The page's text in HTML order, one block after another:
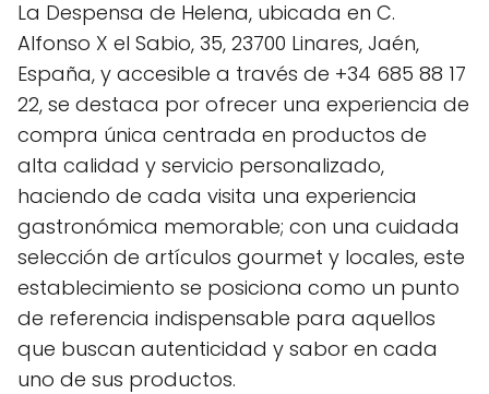
La Despensa de Helena, ubicada en C.
Alfonso X el Sabio, 35, 23700 Linares, Jaén,
España, y accesible a través de +34 685 88 17
22, se destaca por ofrecer una experiencia de
compra única centrada en productos de
alta calidad y servicio personalizado,
haciendo de cada visita una experiencia
gastronómica memorable; con una cuidada
selección de artículos gourmet y locales, este
establecimiento se posiciona como un punto
de referencia indispensable para aquellos
que buscan autenticidad y sabor en cada
uno de sus productos.